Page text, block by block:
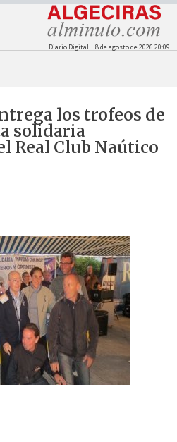
Diario Digital | 8 de agosto de 2026 20:09
los trofeos de
solidaria
Real Club Naútico